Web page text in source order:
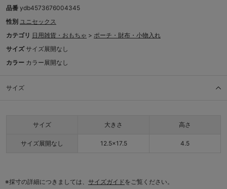
品番 ydb4573676004345
性別 ユニセックス
カテゴリ 日用雑貨・おもちゃ > ポーチ・財布・小物入れ
サイズ サイズ展開なし
カラー カラー展開なし
サイズ
サイズ 大きさ 高さ
サイズ展開なし 12.5×17.5 4.5
※採寸の詳細につきましては、 サイズガイドをご覧ください。